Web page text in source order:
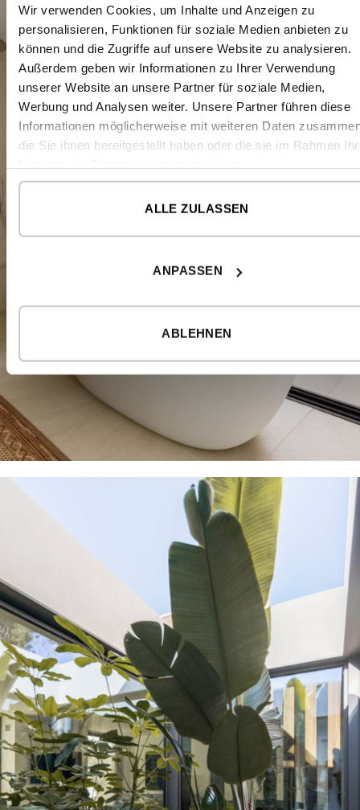
Wir verwenden Cookies, um Inhalte und Anzeigen zu
personalisieren, Funktionen für soziale Medien anbieten zu
können und die Zugriffe auf unsere Website zu analysieren.
Außerdem geben wir Informationen zu Ihrer Verwendung
unserer Website an unsere Partner für soziale Medien,
Werbung und Analysen weiter. Unsere Partner führen diese
Informationen möglicherweise mit weiteren Daten
die Sie ihnen bereitgestellt haben oder die sie im Rahmen
ALLE ZULASSEN
ANPASSEN
ABLEHNEN